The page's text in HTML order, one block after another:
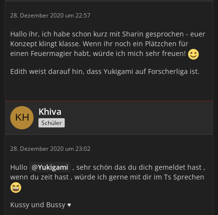
28. Dezember 2020 um 22:57
Hallo ihr, ich habe schon kurz mit Sharin gesprochen - euer
Konzept klingt klasse. Wenn ihr noch ein Plätzchen für
einen Feuermagier habt, würde ich mich sehr freuen!
Edith weist darauf hin, dass Yukigami auf Forscherliga ist.
Khiva
Schüler
28. Dezember 2020 um 23:02
Hullo Yukigami , sehr schön das du dich gemeldet hast ,
wenn du zeit hast , würde ich gerne mit dir im Ts Sprechen
Kussy und Bussy ♥